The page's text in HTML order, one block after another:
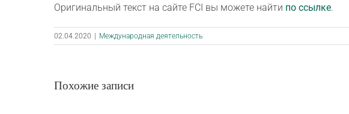
Оригинальный текст на сайте FCI вы можете найти по ссылке.
02.04.2020 Международная деятельность
Похожие записи